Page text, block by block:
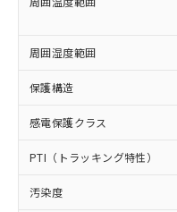
周囲湿度範囲
保護構造
感電保護クラス
PTI（トラッキング特性）
汚染度
様のお取
ムロン制
オムロン
販
在庫状況お
事前の承
示しないよ
マイパー
ビス）を
ルベンジル（BBP）
（DBP） 1000ppm
適用除外項目は除く。
フタル酸エステル類
図的な使用がないこ
部品在庫の切り
月が前後するこ
DBP(フタル酸ジブチ
イソブチル) :
DEHP(フタル酸ビス
※2 環境保護使
「ｅ」：有害物
準値以下である
「10」：通常の
質が外部に漏え
全に破砕
いよう必
当社は貴社
ル、化学
武器並び
当社は、貴
場合は、
該第三者に
販売先お
法に輸出
一定
在庫
いて
たは
機器
受注
情報